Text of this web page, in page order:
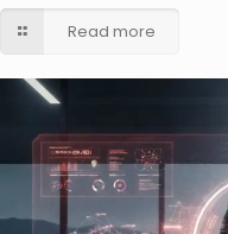
Read more